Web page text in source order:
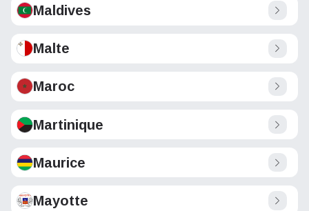
Maldives
Malte
Maroc
Martinique
Maurice
Mayotte